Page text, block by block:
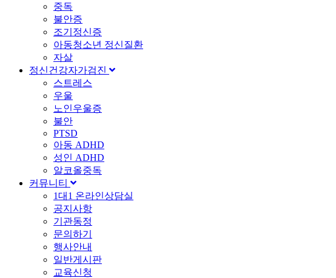
중독
불안증
조기정신증
아동청소년 정신질환
자살
정신건강자가검진
스트레스
우울
노인우울증
불안
PTSD
아동 ADHD
성인 ADHD
알코올중독
커뮤니티
1대1 온라인상담실
공지사항
기관동정
문의하기
행사안내
일반게시판
교육신청